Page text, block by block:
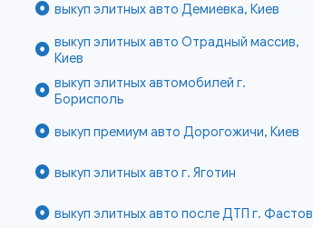
выкуп элитных авто Демиевка, Киев
выкуп элитных авто Отрадный массив,
Киев
выкуп элитных автомобилей г.
Борисполь
выкуп премиум авто Дорогожичи, Киев
выкуп элитных авто г. Яготин
выкуп элитных авто после ДТП г. Фастов